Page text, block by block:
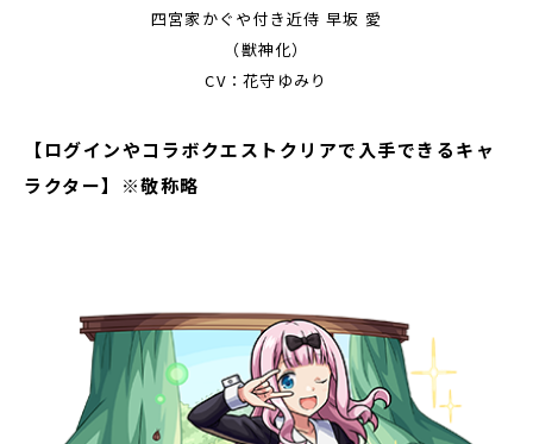
四宮家かぐや付き近侍 早坂 愛
（獣神化）
CV：花守ゆみり
【ログインやコラボクエストクリアで入手できるキャ
ラクター】※敬称略